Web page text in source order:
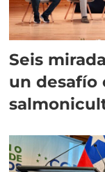
Seis
un desafío